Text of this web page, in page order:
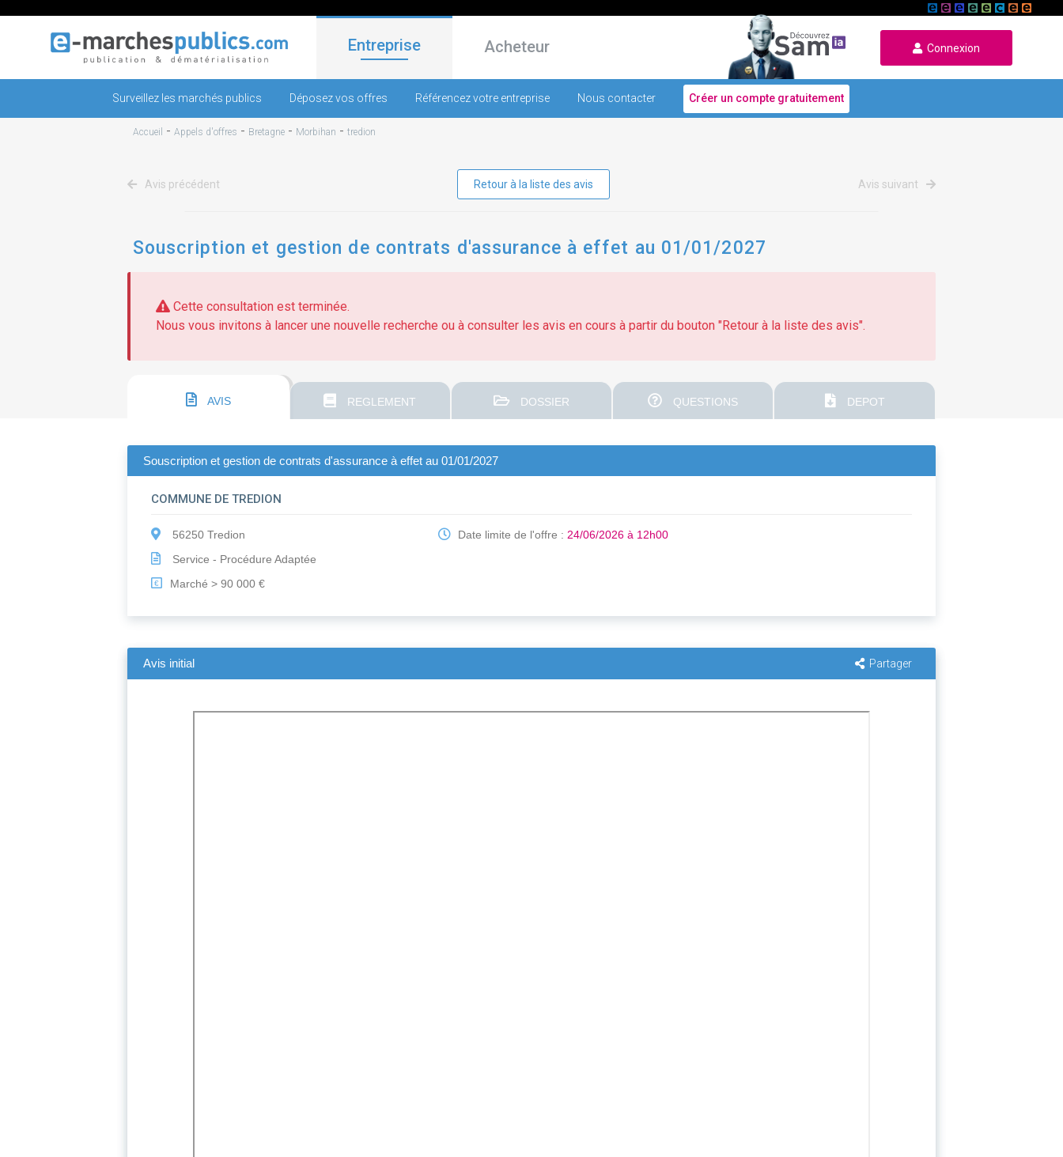
Entreprise Acheteur Connexion
Surveillez les marchés publics Déposez vos offres Référencez votre entreprise Nous contacter Créer un compte gratuitement
Accueil - Appels d'offres - Bretagne - Morbihan - tredion
Avis précédent Retour à la liste des avis Avis suivant
Souscription et gestion de contrats d'assurance à effet au 01/01/2027
Cette consultation est terminée.
Nous vous invitons à lancer une nouvelle recherche ou à consulter les avis en cours à partir du bouton "Retour à la liste des avis".
AVIS REGLEMENT DOSSIER QUESTIONS DEPOT
Souscription et gestion de contrats d'assurance à effet au 01/01/2027
COMMUNE DE TREDION
56250 Tredion
Service - Procédure Adaptée
€ Marché > 90 000 €
Date limite de l'offre :24/06/2026 à 12h00
Avis initial Partager